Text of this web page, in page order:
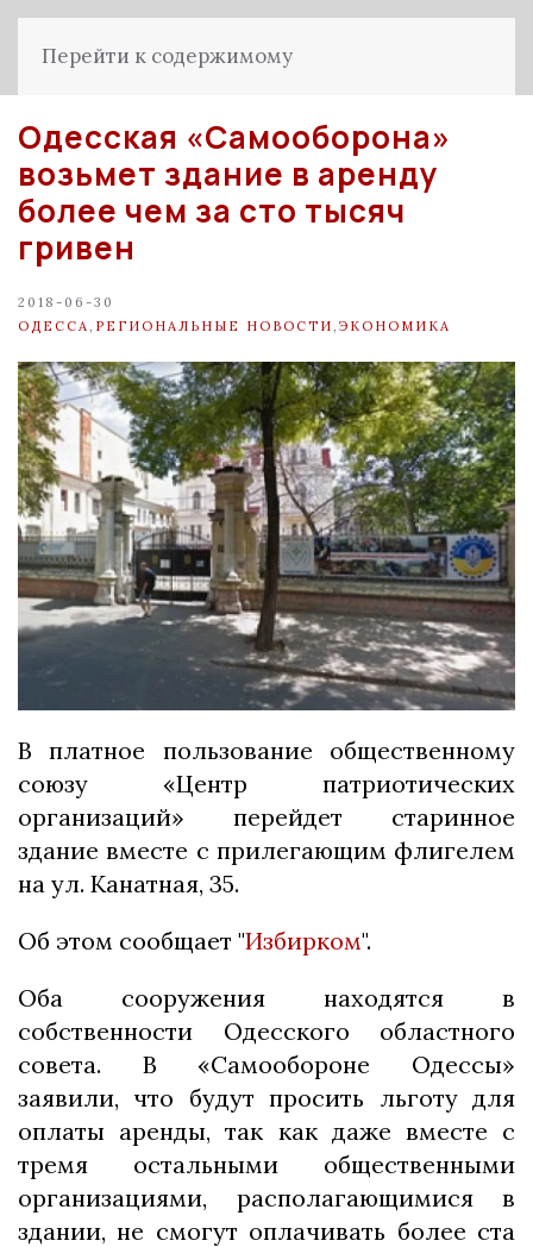
Перейти к содержимому
Одесская «Самооборона»
возьмет здание в аренду
более чем за сто тысяч
гривен
2018-06-30
ОДЕССА
РЕГИОНАЛЬНЫЕ НОВОСТИ ЭКОНОМИКА
В платное пользование общественному
союзу «Центр патриотических
организаций» перейдет старинное
здание вместе с прилегающим флигелем
на ул. Канатная, 35.
Об этом сообщает "Избирком".
Оба сооружения находятся в
собственности Одесского областного
совета. В «Самообороне Одессы»
заявили, что будут просить льготу для
оплаты аренды, так как даже вместе с
тремя остальными общественными
организациями, располагающимися в
здании, не смогут оплачивать более ста